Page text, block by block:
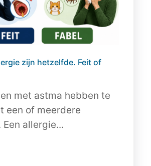
zijn hetzelfde. Feit of
met astma hebben te
een of meerdere
allergie...